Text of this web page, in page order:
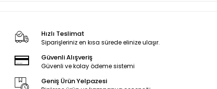
Hızlı Teslimat
Siparişleriniz en kısa sürede elinize ulaşır.
Güvenli Alışveriş
Güvenli ve kolay ödeme sistemi
Geniş Ürün Yelpazesi